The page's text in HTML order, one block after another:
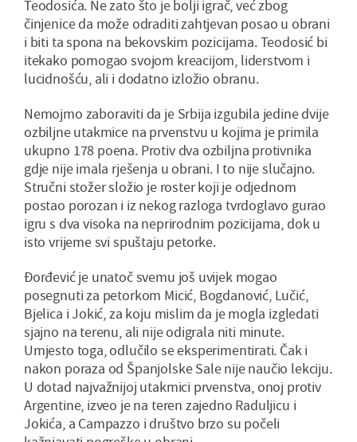
Teodosića. Ne zato što je bolji igrač, već zbog
činjenice da može odraditi zahtjevan posao u obrani
i biti ta spona na bekovskim pozicijama. Teodosić bi
itekako pomogao svojom kreacijom, liderstvom i
lucidnošću, ali i dodatno izložio obranu.
Nemojmo zaboraviti da je Srbija izgubila jedine dvije
ozbiljne utakmice na prvenstvu u kojima je primila
ukupno 178 poena. Protiv dva ozbiljna protivnika
gdje nije imala rješenja u obrani. I to nije slučajno.
Stručni stožer složio je roster koji je odjednom
postao porozan i iz nekog razloga tvrdoglavo gurao
igru s dva visoka na neprirodnim pozicijama, dok u
isto vrijeme svi spuštaju petorke.
Đorđević je unatoč svemu još uvijek mogao
posegnuti za petorkom Micić, Bogdanović, Lučić,
Bjelica i Jokić, za koju mislim da je mogla izgledati
sjajno na terenu, ali nije odigrala niti minute.
Umjesto toga, odlučilo se eksperimentirati. Čak i
nakon poraza od Španjolske Sale nije naučio lekciju.
U dotad najvažnijoj utakmici prvenstva, onoj protiv
Argentine, izveo je na teren zajedno Raduljicu i
Jokića, a Campazzo i društvo brzo su počeli